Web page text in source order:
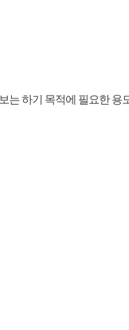
하기 목적에 필요한